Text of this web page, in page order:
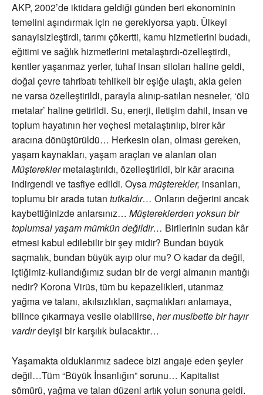
AKP, 2002’de iktidara geldiği günden beri ekonominin
temelini aşındırmak için ne gerekiyorsa yaptı. Ülkeyi
sanayisizleştirdi, tarımı çökertti, kamu hizmetlerini budadı,
eğitimi ve sağlık hizmetlerini metalaştırdı-özelleştirdi,
kentler yaşanmaz yerler, tuhaf insan siloları haline geldi,
doğal çevre tahribatı tehlikeli bir eşiğe ulaştı, akla gelen
ne varsa özelleştirildi, parayla alınıp-satılan nesneler, ‘ölü
metalar’ haline getirildi. Su, enerji, iletişim dahil, insan ve
toplum hayatının her veçhesi metalaştırılıp, birer kâr
aracına dönüştürüldü… Herkesin olan, olması gereken,
yaşam kaynakları, yaşam araçları ve alanları olan
Müştereklermetalaştırıldı, özelleştirildi, bir kâr aracına
indirgendi ve tasfiye edildi. Oysamüşterekler, insanları,
toplumu bir arada tutan tutkaldır… Onların değerini ancak
kaybettiğinizde anlarsınız… Müştereklerden yoksun bir
toplumsal yaşam mümkün değildir… Birilerinin sudan kâr
etmesi kabul edilebilir bir şey midir? Bundan büyük
saçmalık, bundan büyük ayıp olur mu? O kadar da değil,
içtiğimiz-kullandığımız sudan bir de vergi almanın mantığı
nedir? Korona Virüs, tüm bu kepazelikleri, utanmaz
yağma ve talanı, akılsızlıkları, saçmalıkları anlamaya,
bilince çıkarmaya vesile olabilirse, her musibette bir hayır
vardırdeyişi bir karşılık bulacaktır…
Yaşamakta olduklarımız sadece bizi angaje eden şeyler
değil…Tüm “Büyük İnsanlığın” sorunu… Kapitalist
sömürü, yağma ve talan düzeni artık yolun sonuna geldi.